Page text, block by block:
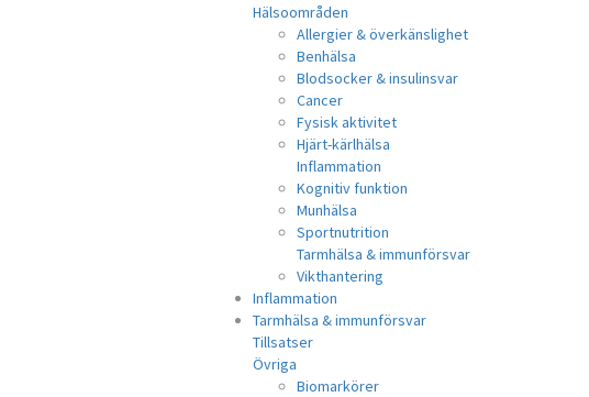
Hälsoområden
Allergier & överkänslighet
Benhälsa
Blodsocker & insulinsvar
Cancer
Fysisk aktivitet
Hjärt-kärlhälsa
Inflammation
Kognitiv funktion
Munhälsa
Sportnutrition
Tarmhälsa & immunförsvar
Vikthantering
Inflammation
Tarmhälsa & immunförsvar
Tillsatser
Övriga
Biomarkörer